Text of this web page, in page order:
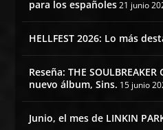
para los españoles 21 junio
HELLFEST 2026: Lo más
Reseña: THE
nuevo álbum, Sins. 15 junio
Junio, el mes de LINKIN